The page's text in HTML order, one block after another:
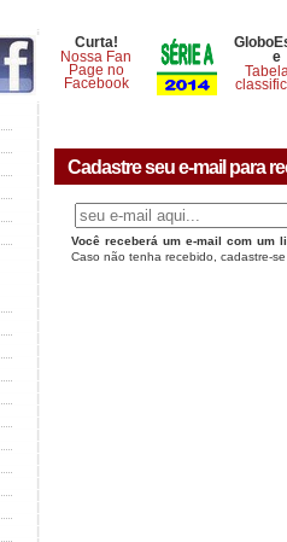
Curta!
Nossa Fan
Page no
Facebook
e
Cadastre seu e-mail para
Você receberá um e-mail com um
Caso não tenha recebido, cadastre-